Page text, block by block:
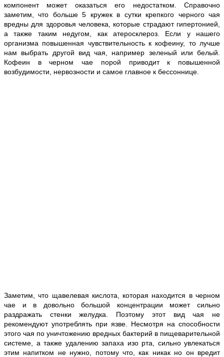
компонент может оказаться его недостатком. Справочно
заметим, что больше 5 кружек в сутки крепкого черного чая
вредны для здоровья человека, которые страдают гипертонией,
а также таким недугом, как атеросклероз. Если у нашего
организма повышенная чувствительность к кофеину, то лучше
нам выбрать другой вид чая, например зеленый или белый.
Кофеин в черном чае порой приводит к повышенной
возбудимости, нервозности и самое главное к бессоннице.
Заметим, что щавелевая кислота, которая находится в черном
чае и в довольно большой концентрации может сильно
раздражать стенки желудка. Поэтому этот вид чая не
рекомендуют употреблять при язве. Несмотря на способности
этого чая по уничтожению вредных бактерий в пищеварительной
системе, а также удалению запаха изо рта, сильно увлекаться
этим напитком не нужно, потому что, как никак но он вредит